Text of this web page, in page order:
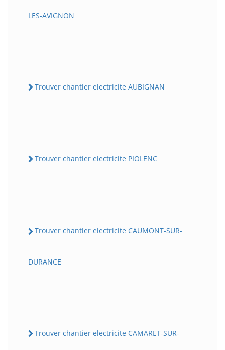
LES-AVIGNON
Trouver chantier electricite AUBIGNAN
Trouver chantier electricite PIOLENC
Trouver chantier electricite CAUMONT-SUR-
DURANCE
Trouver chantier electricite CAMARET-SUR-